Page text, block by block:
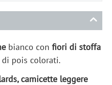
bianco con fiori di stoffa
pois colorati.
camicette leggere